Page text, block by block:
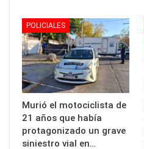
POLICIALES
Murió el motociclista de
21 años que había
protagonizado un grave
siniestro vial en…